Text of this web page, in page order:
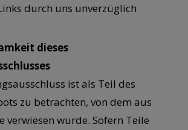
durch uns unverzüglich
dieses
ist als Teil des
zu betrachten, von dem aus
verwiesen wurde. Sofern Teile